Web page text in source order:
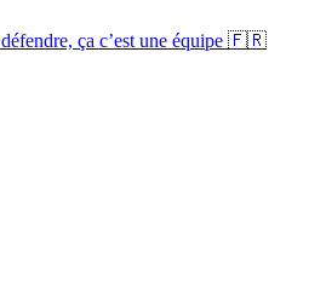
ça c’est une équipe 🇫🇷